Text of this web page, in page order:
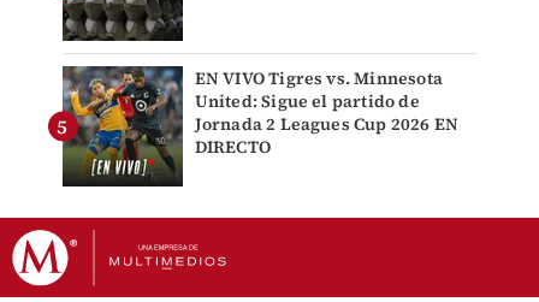
EN VIVO Tigres vs. Minnesota
United: Sigue el partido de
Jornada 2 Leagues Cup 2026 EN
DIRECTO